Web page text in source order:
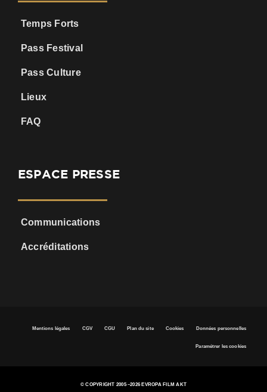
Temps Forts
Pass Festival
Pass Culture
Lieux
FAQ
ESPACE PRESSE
Communications
Accréditations
Mentions légales CGV CGU Plan du site Cookies Données personnelles
Paramétrer les cookies
© COPYRIGHT 2005 –2026 EVROPA FILM AKT